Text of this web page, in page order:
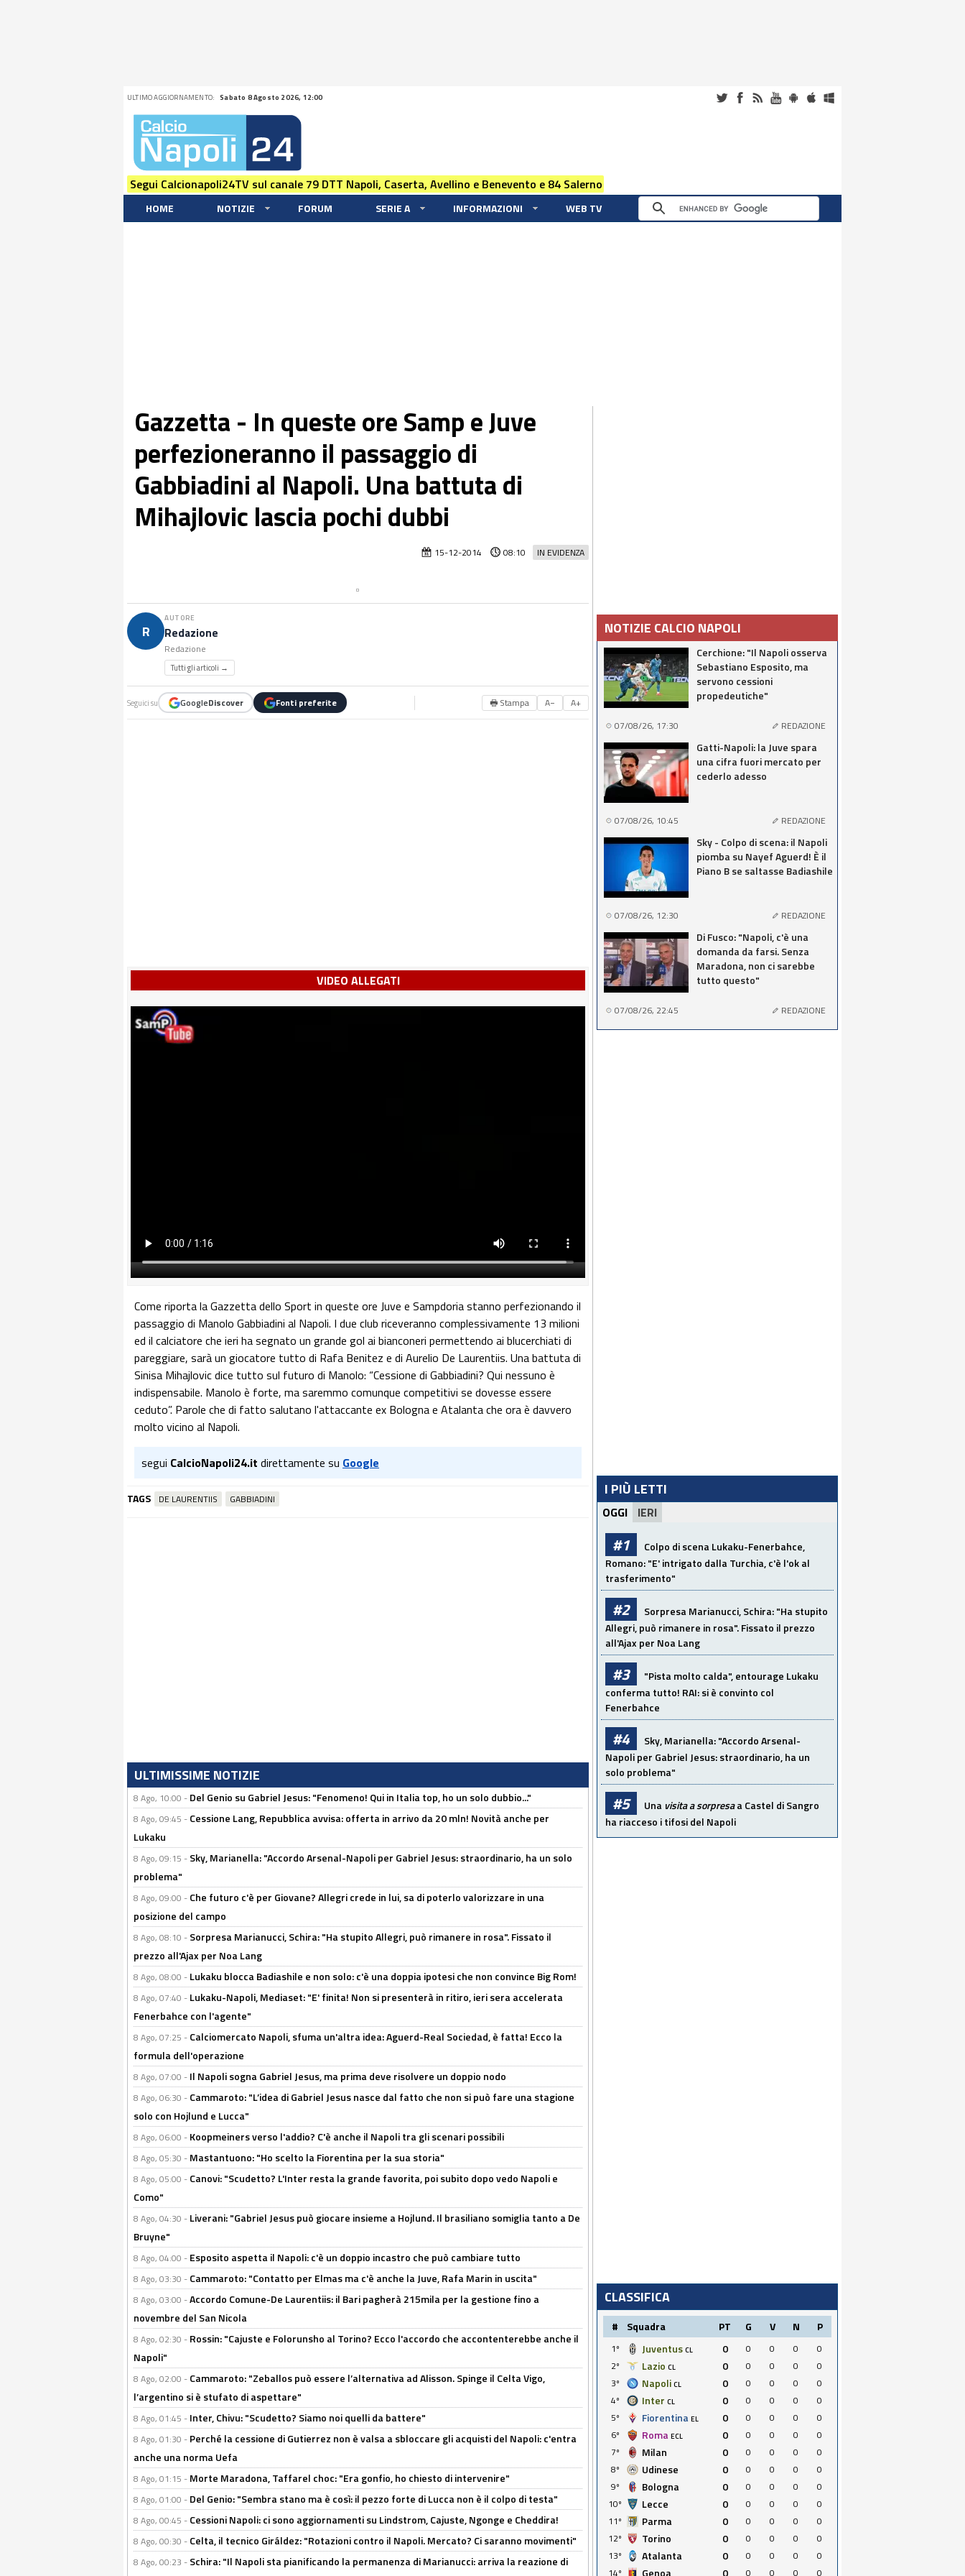
ULTIMO AGGIORNAMENTO: Sabato 8 Agosto 2026, 12:00
Segui Calcionapoli24TV sul canale 79 DTT Napoli, Caserta, Avellino e Benevento e 84 Salerno
HOME NOTIZIE FORUM SERIE A INFORMAZIONI WEB TV
Gazzetta - In queste ore Samp e Juve
perfezioneranno il passaggio di
Gabbiadini al Napoli. Una battuta di
Mihajlovic lascia pochi dubbi
IN EVIDENZA
15-12-2014 08:10
R
AUTORE
Redazione
Redazione
Tutti gli articoli →
Seguici su GoogleDiscover Fonti preferite 🖶 Stampa A− A+
VIDEO ALLEGATI
Come riporta la Gazzetta dello Sport in queste ore Juve e Sampdoria stanno perfezionando il
passaggio di Manolo Gabbiadini al Napoli. I due club riceveranno complessivamente 13 milioni
ed il calciatore che ieri ha segnato un grande gol ai bianconeri permettendo ai blucerchiati di
pareggiare, sarà un giocatore tutto di Rafa Benitez e di Aurelio De Laurentiis. Una battuta di
Sinisa Mihajlovic dice tutto sul futuro di Manolo: “Cessione di Gabbiadini? Qui nessuno è
indispensabile. Manolo è forte, ma saremmo comunque competitivi se dovesse essere
ceduto”. Parole che di fatto salutano l'attaccante ex Bologna e Atalanta che ora è davvero
molto vicino al Napoli.
segui CalcioNapoli24.it direttamente su Google
TAGS DE LAURENTIIS GABBIADINI
ULTIMISSIME NOTIZIE
8 Ago, 10:00 - Del Genio su Gabriel Jesus: "Fenomeno! Qui in Italia top, ho un solo dubbio..."
8 Ago, 09:45 - Cessione Lang, Repubblica avvisa: offerta in arrivo da 20 mln! Novità anche per
Lukaku
8 Ago, 09:15 - Sky, Marianella: "Accordo Arsenal-Napoli per Gabriel Jesus: straordinario, ha un solo
problema"
8 Ago, 09:00 - Che futuro c'è per Giovane? Allegri crede in lui, sa di poterlo valorizzare in una
posizione del campo
8 Ago, 08:10 - Sorpresa Marianucci, Schira: "Ha stupito Allegri, può rimanere in rosa". Fissato il
prezzo all'Ajax per Noa Lang
8 Ago, 08:00 - Lukaku blocca Badiashile e non solo: c'è una doppia ipotesi che non convince Big Rom!
8 Ago, 07:40 - Lukaku-Napoli, Mediaset: "E' finita! Non si presenterà in ritiro, ieri sera accelerata
Fenerbahce con l'agente"
8 Ago, 07:25 - Calciomercato Napoli, sfuma un'altra idea: Aguerd-Real Sociedad, è fatta! Ecco la
formula dell'operazione
8 Ago, 07:00 - Il Napoli sogna Gabriel Jesus, ma prima deve risolvere un doppio nodo
8 Ago, 06:30 - Cammaroto: "L’idea di Gabriel Jesus nasce dal fatto che non si può fare una stagione
solo con Hojlund e Lucca"
8 Ago, 06:00 - Koopmeiners verso l'addio? C'è anche il Napoli tra gli scenari possibili
8 Ago, 05:30 - Mastantuono: "Ho scelto la Fiorentina per la sua storia"
8 Ago, 05:00 - Canovi: "Scudetto? L'Inter resta la grande favorita, poi subito dopo vedo Napoli e
Como"
8 Ago, 04:30 - Liverani: "Gabriel Jesus può giocare insieme a Hojlund. Il brasiliano somiglia tanto a De
Bruyne"
8 Ago, 04:00 - Esposito aspetta il Napoli: c'è un doppio incastro che può cambiare tutto
8 Ago, 03:30 - Cammaroto: "Contatto per Elmas ma c'è anche la Juve, Rafa Marin in uscita"
8 Ago, 03:00 -Accordo Comune-De Laurentiis: il Bari pagherà 215mila per la gestione fino a
novembre del San Nicola
8 Ago, 02:30 - Rossin: "Cajuste e Folorunsho al Torino? Ecco l'accordo che accontenterebbe anche il
Napoli"
8 Ago, 02:00 - Cammaroto: "Zeballos può essere l’alternativa ad Alisson. Spinge il Celta Vigo,
l’argentino si è stufato di aspettare"
8 Ago, 01:45 - Inter, Chivu: "Scudetto? Siamo noi quelli da battere"
8 Ago, 01:30 - Perché la cessione di Gutierrez non è valsa a sbloccare gli acquisti del Napoli: c'entra
anche una norma Uefa
8 Ago, 01:15 - Morte Maradona, Taffarel choc: "Era gonfio, ho chiesto di intervenire"
8 Ago, 01:00 - Del Genio: "Sembra stano ma è così: il pezzo forte di Lucca non è il colpo di testa"
8 Ago, 00:45 - Cessioni Napoli: ci sono aggiornamenti su Lindstrom, Cajuste, Ngonge e Cheddira!
8 Ago, 00:30 - Celta, il tecnico Giráldez: "Rotazioni contro il Napoli. Mercato? Ci saranno movimenti"
8 Ago, 00:23 - Schira: "Il Napoli sta pianificando la permanenza di Marianucci: arriva la reazione di
NOTIZIE CALCIO NAPOLI
Cerchione: "Il Napoli osserva
Sebastiano Esposito, ma
servono cessioni
propedeutiche"
07/08/26, 17:30 REDAZIONE
Gatti-Napoli: la Juve spara
una cifra fuori mercato per
cederlo adesso
07/08/26, 10:45 REDAZIONE
Sky - Colpo di scena: il Napoli
piomba su Nayef Aguerd! È il
Piano B se saltasse Badiashile
07/08/26, 12:30 REDAZIONE
Di Fusco: "Napoli, c'è una
domanda da farsi. Senza
Maradona, non ci sarebbe
tutto questo"
07/08/26, 22:45 REDAZIONE
I PIÙ LETTI
OGGI IERI
#1
Colpo di scena Lukaku-Fenerbahce,
Romano: "E' intrigato dalla Turchia, c'è l'ok al
trasferimento"
#2
Sorpresa Marianucci, Schira: "Ha stupito
Allegri, può rimanere in rosa". Fissato il prezzo
all'Ajax per Noa Lang
#3
"Pista molto calda", entourage Lukaku
conferma tutto! RAI: si è convinto col
Fenerbahce
#4
Sky, Marianella: "Accordo Arsenal-
Napoli per Gabriel Jesus: straordinario, ha un
solo problema"
#5 Una visita a sorpresaa Castel di Sangro
ha riacceso i tifosi del Napoli
CLASSIFICA
# Squadra PT G V N P
1º Juventus CL 0 0 0 0
0
2º
Lazio CL 0 0 0 0
0
3º
Napoli CL 0 0 0 0
0
4º
Inter CL 0 0 0 0
0
5º
Fiorentina EL 0 0 0 0
0
6º
Roma ECL 0 0 0 0
0
7º
Milan 0 0 0 0
0
8º
Udinese 0 0 0 0
0
9º
Bologna 0 0 0 0
0
10º
Lecce 0 0 0 0
0
11º
Parma 0 0 0 0
0
12º
Torino 0 0 0 0
0
13º
Atalanta 0 0 0 0
0
14º
Genoa 0 0 0 0 0